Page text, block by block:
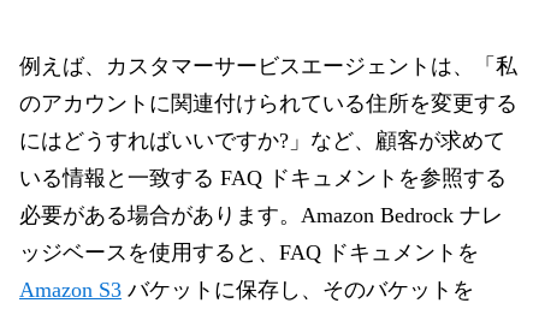
例えば、カスタマーサービスエージェントは、「私
のアカウントに関連付けられている住所を変更する
にはどうすればいいですか?」など、顧客が求めて
いる情報と一致する FAQ ドキュメントを参照する
必要がある場合があります。 Amazon Bedrock ナレ
ッジベースを使用すると、FAQ ドキュメントを
Amazon S3 バケットに保存し、そのバケットを